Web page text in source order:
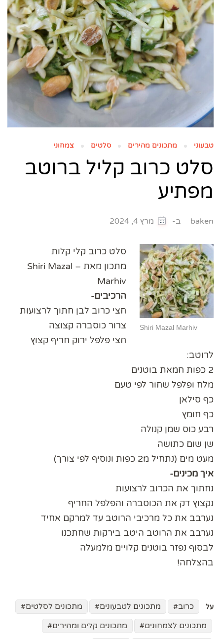
טבעוני מתכונים מהירים סלטים צמחוני
סלט כרוב קליל ברוטב
מפתיע
baken ב- מרץ 4, 2024
Shiri Mazal Marhiv
סלט כרוב קלי קלות
מתכון מאת – Shiri Mazal
Marhiv
הרכיבים-
חצי כרוב לבן חתוך לרצועות
צרור כוסברה קצוצה
חצי פלפל ירוק חריף קצוץ
לרוטב:
2 כפות חמאת בוטנים
מלח ופלפל שחור לפי טעם
כף סילאן
כף חומץ
רבע כוס שמן קנולה
שן שום כתושה
מעט מים (נתחיל מ2 כפות ונוסיף לפי צורך)
איך מכינים-
נחתוך את הכרוב לרצועות
נקצוץ דק את הכוסברה והפלפל החריף
נערבב את כל מרכיבי הרוטב עד למרקם אחיד
נערבב את הרוטב היטב בירקות שחתכנו
לבסוף נפזר בוטנים קלויים מלמעלה
בהצלחה!
על כרוב מתכונים לטבעונים
מתכונים לסלטים
מתכונים לצמחונים
מתכונים קלים ומהירים